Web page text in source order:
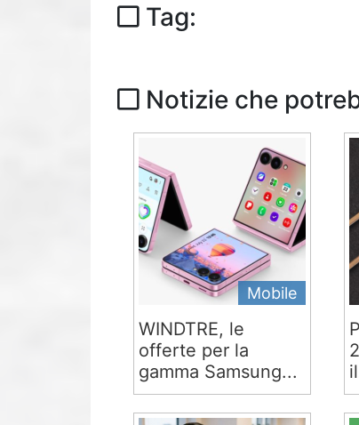
Tag:
Notizie che
Mobile
WINDTRE, le
offerte per la
gamma Samsung...